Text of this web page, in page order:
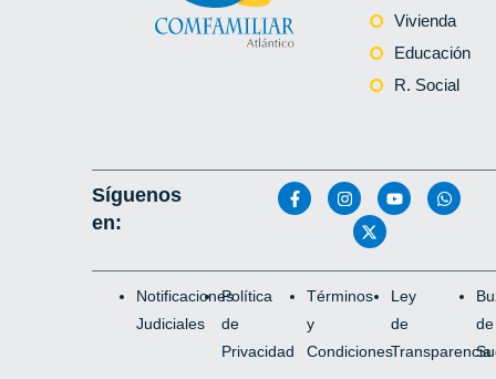
Vivienda
Educación
R. Social
Síguenos
en:
Notificaciones
Judiciales
Política
de
Privacidad
Términos
y
Condiciones
Ley
de
Transparencia
de